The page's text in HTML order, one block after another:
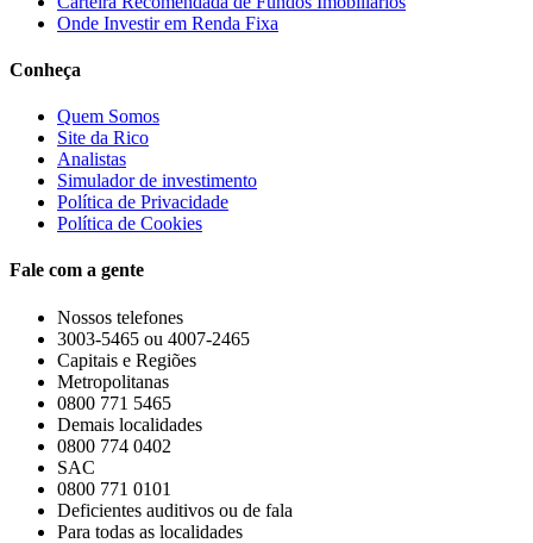
Onde Investir em Renda Fixa
Conheça
Quem Somos
Site da Rico
Analistas
Simulador de investimento
Política de Privacidade
Política de Cookies
Fale com a gente
Nossos telefones
3003-5465 ou 4007-2465
Capitais e Regiões
Metropolitanas
0800 771 5465
Demais localidades
0800 774 0402
SAC
0800 771 0101
Deficientes auditivos ou de fala
Para todas as localidades